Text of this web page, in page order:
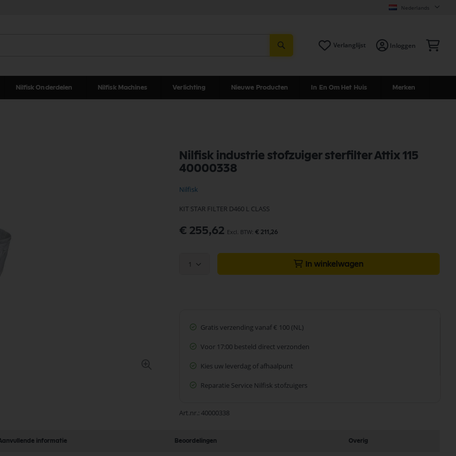
Nederlands
Verlanglijst Inloggen
Nilfisk Onderdelen Nilfisk Machines Verlichting Nieuwe Producten In En Om Het Huis Merken
Nilfisk industrie stofzuiger sterfilter Attix 115
40000338
Nilfisk
KIT STAR FILTER D460 L CLASS
€ 255,62 € 211,26
1 In winkelwagen
Gratis verzending vanaf € 100 (NL)
Voor 17:00 besteld direct verzonden
Kies uw leverdag of afhaalpunt
Reparatie Service Nilfisk stofzuigers
Art.nr. 40000338
informatie Beoordelingen Overig